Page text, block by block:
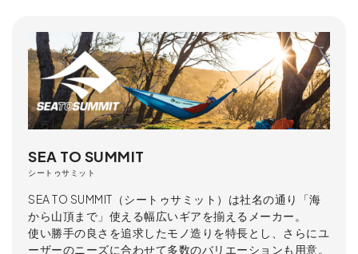
SEA TO SUMMIT
シートゥサミット
SEA TO SUMMIT（シートゥサミット）は社名の通り「海
から山頂まで」使える幅広いギアを揃えるメーカー。
使い勝手の良さを追求したモノ造りを特長とし、さらにユ
ーザーのニーズに合わせて多数のバリエーションも用意。